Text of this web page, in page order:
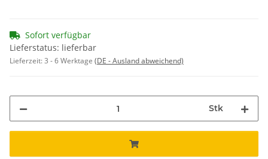
Sofort verfügbar
Lieferstatus: lieferbar
Lieferzeit:3 - 6 Werktage (DE - Ausland abweichend)
Stk